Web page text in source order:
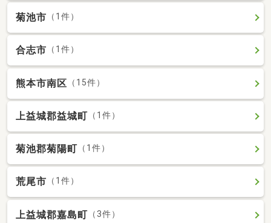
菊池市 （1件）
合志市 （1件）
熊本市南区 （15件）
上益城郡益城町 （1件）
菊池郡菊陽町 （1件）
荒尾市 （1件）
上益城郡嘉島町 （3件）